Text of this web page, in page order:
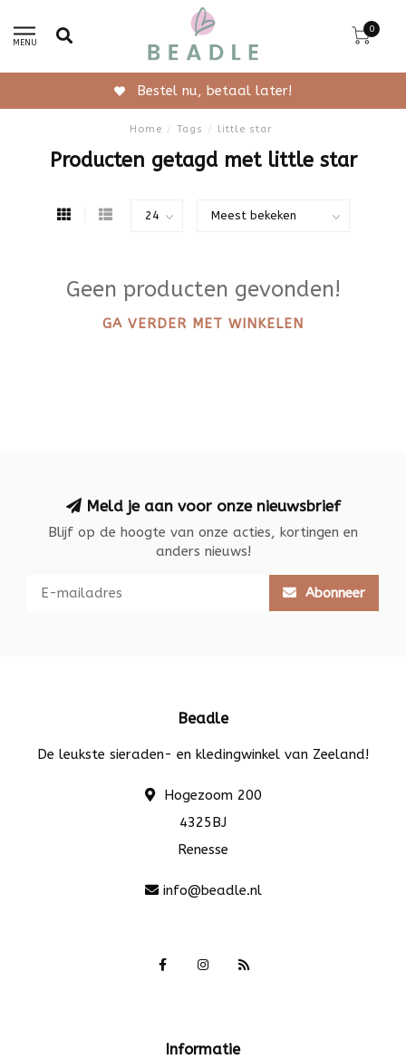
MENU
0
Bestel nu, betaal later!
Home / Tags / little star
Producten getagd met little star
Geen producten gevonden!
GA VERDER MET WINKELEN
Meld je aan voor onze nieuwsbrief
Blijf op de hoogte van onze acties, kortingen en
anders nieuws!
Abonneer
Beadle
De leukste sieraden- en kledingwinkel van Zeeland!
Hogezoom 200
4325BJ
Renesse
info@beadle.nl
Informatie